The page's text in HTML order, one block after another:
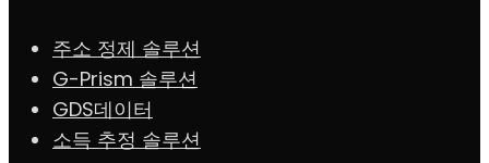
주소 정제 솔루션
G-Prism 솔루션
GDS데이터
소득 추정 솔루션